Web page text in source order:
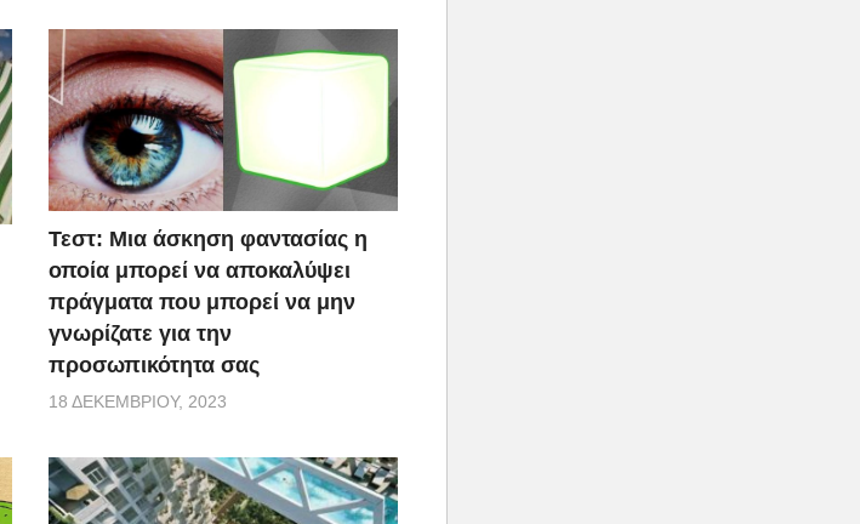
Τεστ: Μια άσκηση φαντασίας η
οποία μπορεί να αποκαλύψει
πράγματα που μπορεί να μην
γνωρίζατε για την
προσωπικότητα σας
18 ΔΕΚΕΜΒΡΊΟΥ, 2023